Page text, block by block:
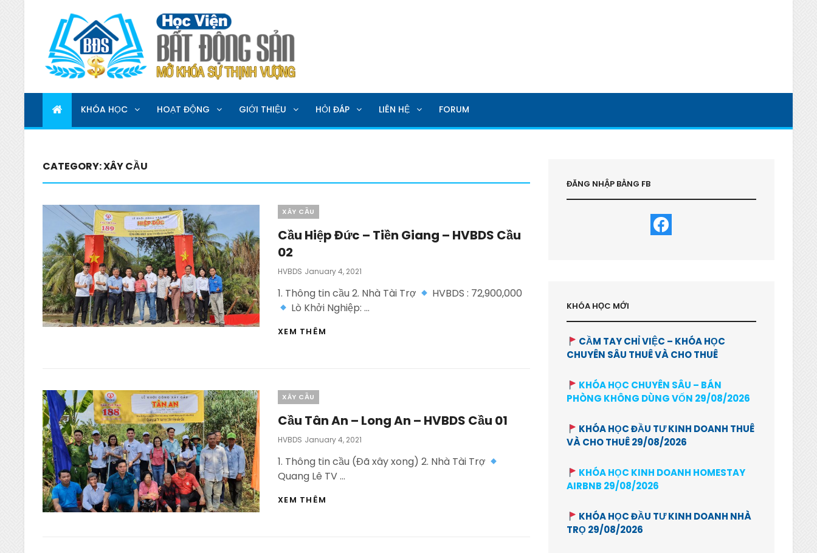
HỌC VIỆN BẤT ĐỘNG SẢN
MỞ KHOÁ SỰ THỊNH VƯỢNG
KHÓA HỌC HOẠT ĐỘNG GIỚI THIỆU HỎI ĐÁP LIÊN HỆ FORUM
CATEGORY:XÂY CẦU
Categories
XÂY CẦU
Cầu Hiệp Đức – Tiền Giang – HVBDS Cầu
02
HVBDS Posted
January 4, 2021
1. Thông tin cầu 2. Nhà Tài Trợ
HVBDS : 72,900,000
Lò Khởi Nghiệp: …
XEM THÊM
CẦU
Categories
XÂY CẦU
Cầu Tân An – Long An – HVBDS Cầu 01
HVBDS Posted
January 4, 2021
1. Thông tin cầu (Đã xây xong) 2. Nhà Tài Trợ
Quang Lê TV …
XEM THÊM
ĐĂNG NHẬP BẰNG FB
KHÓA HỌC MỚI
CẦM TAY CHỈ VIỆC – KHÓA HỌC
CHUYÊN SÂU THUÊ VÀ CHO THUÊ
KHÓA HỌC CHUYÊN SÂU – BÁN
PHÒNG KHÔNG DÙNG VỐN 29/08/2026
KHÓA HỌC ĐẦU TƯ KINH DOANH THUÊ
VÀ CHO THUÊ 29/08/2026
KHÓA HỌC KINH DOANH HOMESTAY
AIRBNB 29/08/2026
KHÓA HỌC ĐẦU TƯ KINH DOANH NHÀ
TRỌ 29/08/2026